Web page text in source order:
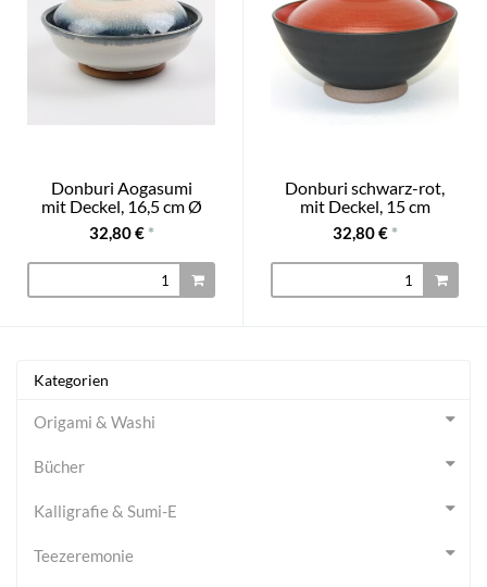
Donburi Aogasumi
mit Deckel, 16,5 cm Ø
32,80 € *
Donburi schwarz-rot,
mit Deckel, 15 cm
32,80 € *
Kategorien
Origami & Washi
Bücher
Kalligrafie & Sumi-E
Teezeremonie